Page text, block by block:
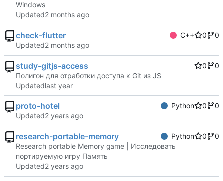
Windows
Updated
check-flutter C++ 0
0
Updated
study-gitjs-access 0
0
Полигон для отработки доступа к Git из JS
Updated
proto-hotel Python 0
0
Updated
research-portable-memory Python 0
0
Research portable Memory game | Исследовать
портируемую игру Память
Updated